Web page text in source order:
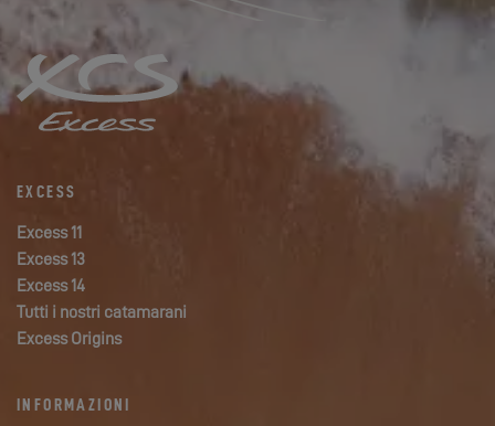
EXCESS
Excess 11
Excess 13
Excess 14
Tutti i nostri catamarani
Excess Origins
INFORMAZIONI